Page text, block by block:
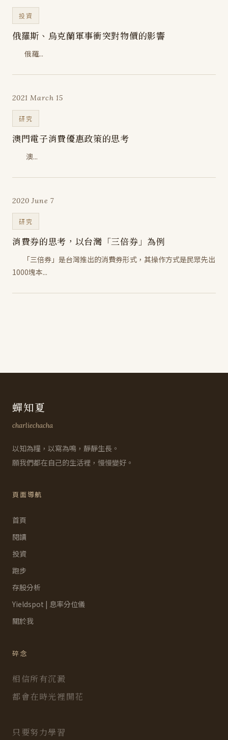
投資
俄羅斯、烏克蘭軍事衝突對物價的影響
俄羅...
2021 March 15
研究
澳門電子消費優惠政策的思考
澳...
2020 June 7
研究
消費券的思考，以台灣「三倍券」為例
「三倍券」是台灣推出的消費券形式，其操作方式是民眾先出
1000塊本...
蟬知夏
charliechacha
以知為糧，以寫為鳴，靜靜生長。
願我們都在自己的生活裡，慢慢變好。
頁面導航
首頁
閱讀
投資
跑步
存股分析
Yieldspot | 息率分位儀
關於我
碎念
相信所有沉澱
都會在時光裡開花
只要努力學習